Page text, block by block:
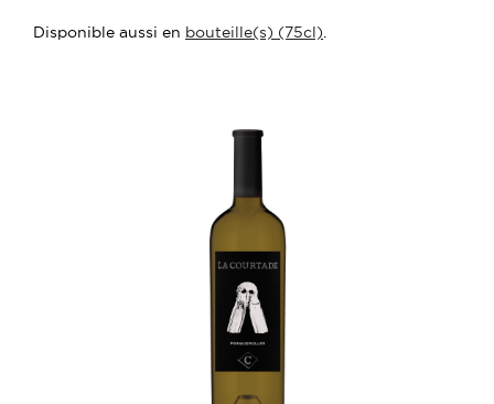
Disponible aussi en bouteille(s) (75cl)